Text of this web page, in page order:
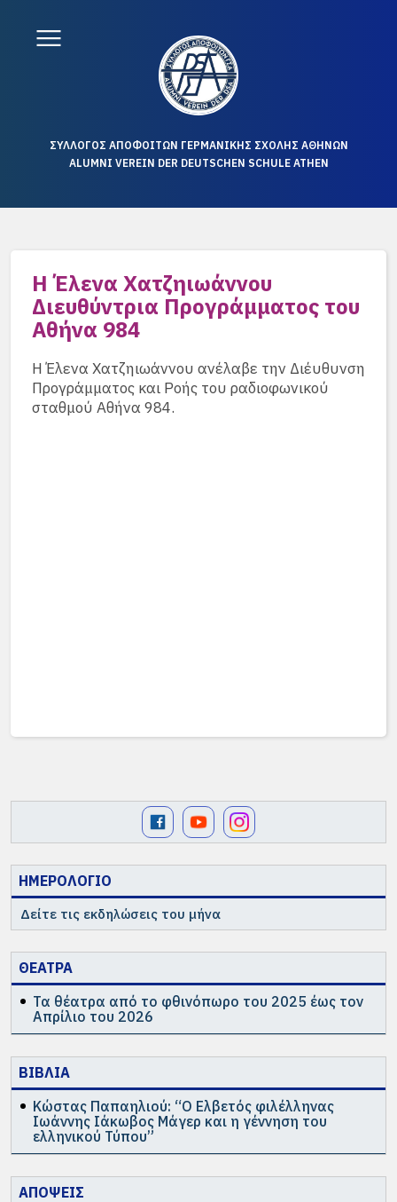
ΣΥΛΛΟΓΟΣ ΑΠΟΦΟΙΤΩΝ ΓΕΡΜΑΝΙΚΗΣ ΣΧΟΛΗΣ ΑΘΗΝΩΝ
ALUMNI VEREIN DER DEUTSCHEN SCHULE ATHEN
ΗΜΕΡΟΛΟΓΙΟ
Δείτε τις εκδηλώσεις του μήνα
ΘΕΑΤΡΑ
Τα θέατρα από το φθινόπωρο του 2025 έως τον
Απρίλιο του 2026
ΒΙΒΛΙΑ
Κώστας Παπαηλιού: “Ο Ελβετός φιλέλληνας
Ιωάννης Ιάκωβος Μάγερ και η γέννηση του
ελληνικού Τύπου”
ΑΠΟΨΕΙΣ
Η Έλενα Χατζηιωάννου
Διευθύντρια Προγράμματος του
Αθήνα 984
Η Έλενα Χατζηιωάννου ανέλαβε την Διέυθυνση
Προγράμματος και Ροής του ραδιοφωνικού
σταθμού Αθήνα 984.